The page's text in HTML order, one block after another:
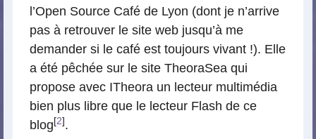
l’Open Source Café de Lyon (dont je n’arrive
pas à retrouver le site web jusqu’à me
demander si le café est toujours vivant !). Elle
a été pêchée sur le site TheoraSea qui
propose avec ITheora un lecteur multimédia
bien plus libre que le lecteur Flash de ce
blog [2] .